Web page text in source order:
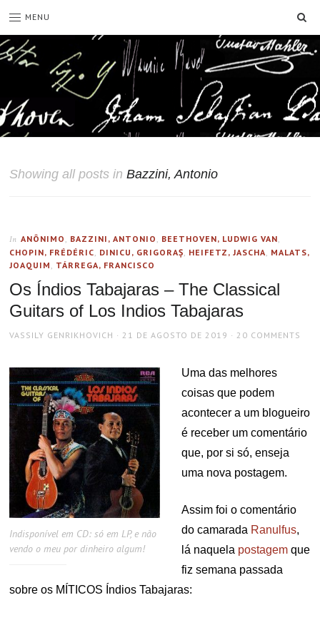
MENU
Showing all posts inBazzini, Antonio
In ANÔNIMO , BAZZINI, ANTONIO , BEETHOVEN, LUDWIG VAN,
CHOPIN, FRÉDÉRIC, DINICU, GRIGORAȘ, HEIFETZ, JASCHA, MALATS,
JOAQUIM , TÁRREGA, FRANCISCO
Os Índios Tabajaras – The Classical
Guitars of Los Indios Tabajaras
AUTHOR
VASSILY GENRIKHOVICH
POSTED
21 DE AGOSTO DE 2019 20 COMMENTS
Indisponível em CD: só em LP, e não
vendo o meu por dinheiro algum!
Uma das melhores
coisas que podem
acontecer a um blogueiro
é receber um comentário
que, por si só, enseja
uma nova postagem.
Assim foi o comentário
do camarada Ranulfus,
lá naquela postagem que
fiz semana passada
sobre os MÍTICOS Índios Tabajaras: